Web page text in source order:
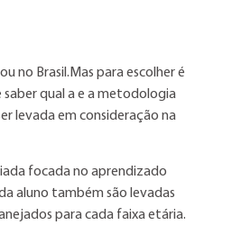
no Brasil.Mas para escolher é
saber qual a e a metodologia
levada em consideração na
focada no aprendizado
aluno também são levadas
para cada faixa etária.